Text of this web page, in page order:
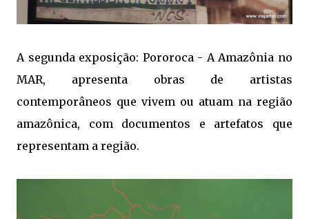
A segunda exposição: Pororoca - A Amazônia no
MAR, apresenta obras de artistas
contemporâneos que vivem ou atuam na região
amazônica, com documentos e artefatos que
representam a região.